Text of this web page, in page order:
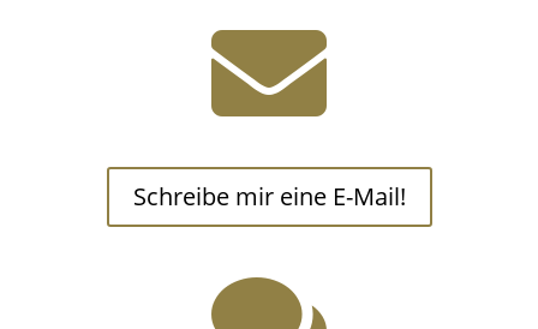

Schreibe mir eine E-Mail!